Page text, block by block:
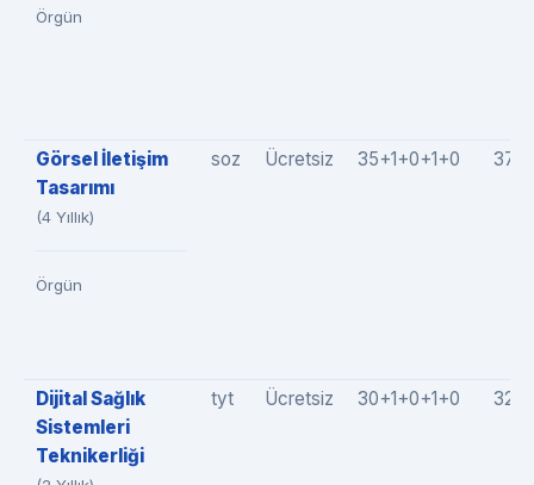
Örgün
Görsel İletişim
Tasarımı
(4 Yıllık)
Örgün
soz Ücretsiz 35+1+0+1+0
Dijital Sağlık
Sistemleri
Teknikerliği
tyt Ücretsiz 30+1+0+1+0